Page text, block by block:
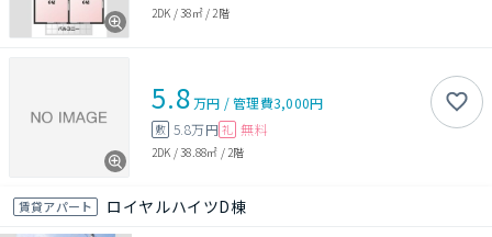
2DK /38㎡/ 2階
5.8万円 /管理費3,000円
敷 5.8万円 礼 無料
2DK /38.88㎡ / 2階
賃貸アパート ロイヤルハイツD棟